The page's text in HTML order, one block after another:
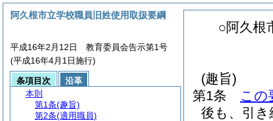
○阿久根
(趣旨)
第1条
この
後も、引
阿久根市立学校職員旧姓使用取扱要綱
平成16年2月12日 教育委員会告示第1号
(平成16年4月1日施行)
条項目次
沿革
本則
第1条(趣旨)
第2条(適用職員)